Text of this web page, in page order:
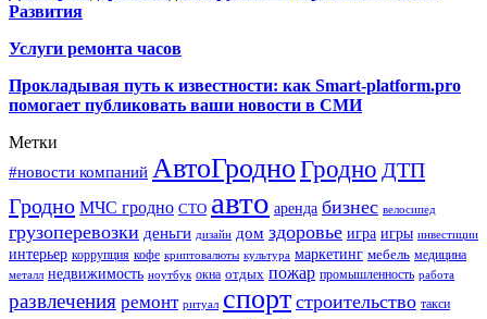
Развития
Услуги ремонта часов
Прокладывая путь к известности: как Smart-platform.pro
помогает публиковать ваши новости в СМИ
Метки
#новости компаний АвтоГродноГродно ДТП
Гродно МЧС гродно СТО авто аренда бизнес велосипед
грузоперевозки деньги дизайн дом здоровье игра игры инвестиции
интерьер коррупция кофе криптовалюты культура маркетинг мебель медицина
металл недвижимость ноутбук окна отдых пожар промышленность работа
развлечения ремонт ритуал спорт строительство такси